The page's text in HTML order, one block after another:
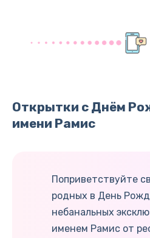
Открытки с Днём
имени Рамис
Поприветствуйте
родных в День
небанальных
именем Рамис от